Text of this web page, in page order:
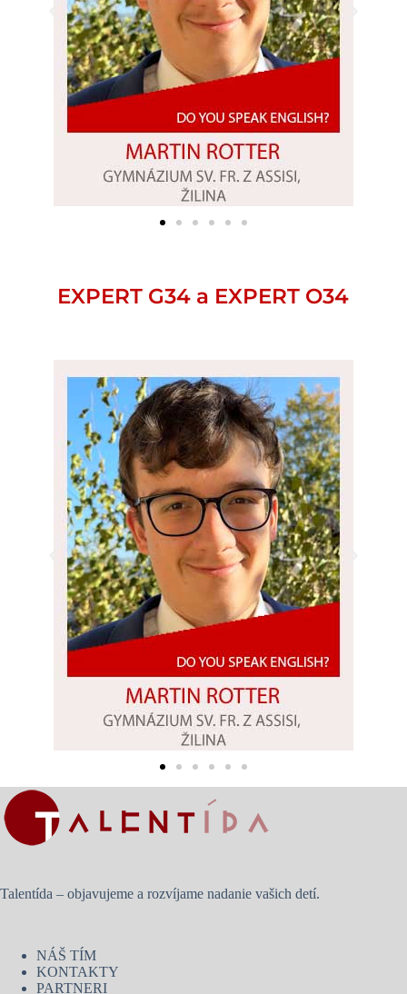
EXPERT G34 a EXPERT O34
Talentída – objavujeme a rozvíjame nadanie vašich detí.
NÁŠ TÍM
KONTAKTY
PARTNERI